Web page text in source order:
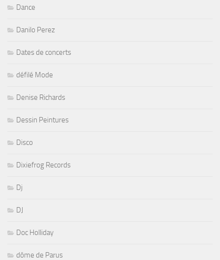
Dance
Danilo Perez
Dates de concerts
défilé Mode
Denise Richards
Dessin Peintures
Disco
Dixiefrog Records
Dj
DJ
Doc Holliday
dôme de Parus